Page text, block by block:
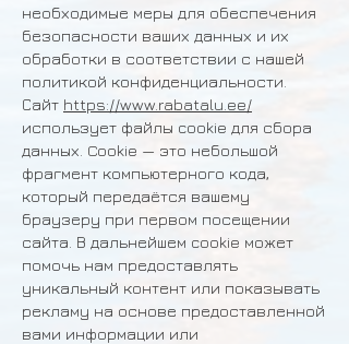
необходимые меры для обеспечения
безопасности ваших данных и их
обработки в соответствии с нашей
политикой конфиденциальности.
Сайт https://www.rabatalu.ee/
использует файлы cookie для сбора
данных. Cookie — это небольшой
фрагмент компьютерного кода,
который передаётся вашему
браузеру при первом посещении
сайта. В дальнейшем cookie может
помочь нам предоставлять
уникальный контент или показывать
рекламу на основе предоставленной
вами информации или